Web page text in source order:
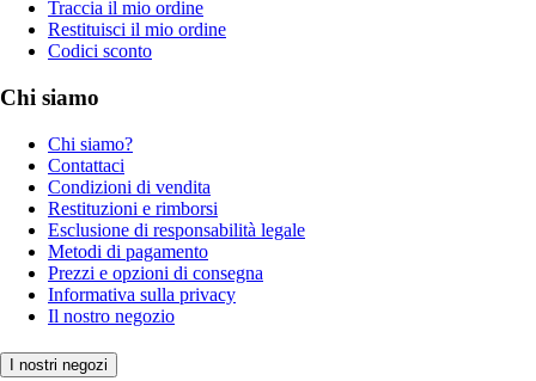
Traccia il mio ordine
Restituisci il mio ordine
Codici sconto
Chi siamo
Chi siamo?
Contattaci
Condizioni di vendita
Restituzioni e rimborsi
Esclusione di responsabilità legale
Metodi di pagamento
Prezzi e opzioni di consegna
Informativa sulla privacy
Il nostro negozio
I nostri negozi